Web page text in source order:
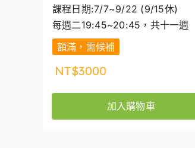
課程日期:7/7~9/22 (9/15休)
每週二19:45~20:45，共十一週
額滿，需候補
NT$3000
加入購物車